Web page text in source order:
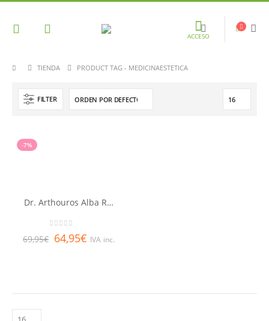
ACCESO
TIENDA PRODUCT TAG - MEDICINAESTETICA
FILTER
-7%
Dr. Arthouros Alba Retexturizante Noche Retinol 0.5 Puro 50 ml
69,95€ 64,95€ IVA inc.